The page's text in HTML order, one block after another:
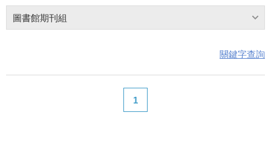
圖書館期刊組
關鍵字查詢
1